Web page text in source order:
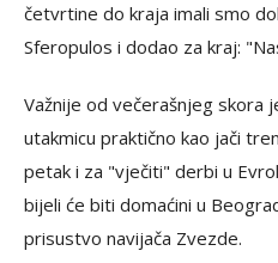
četvrtine do kraja imali smo
Sferopulos i dodao za kraj:
Važnije od večerašnjeg skora
utakmicu praktično kao jači
petak i za "vječiti" derbi u
bijeli će biti domaćini u
prisustvo navijača Zvezde.